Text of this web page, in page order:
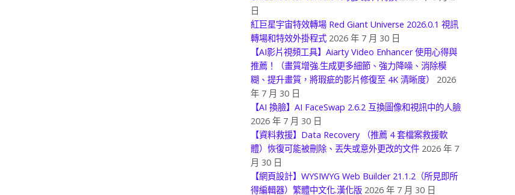
日
紅巨星宇宙特效轉場 Red Giant Universe 2026.0.1 視訊
轉場和特效外掛程式 2026 年 7 月 30 日
【AI影片視頻工具】Aiarty Video Enhancer 使用心得與
推薦！（畫質增強.生成更多細節、強力降噪、消除模
糊、提升畫質，將瑕疵的影片修復至 4K 清晰度）
2026
年 7 月 30 日
【AI 換臉】AI FaceSwap 2.6.2 互換圖像和視訊中的人臉
2026 年 7 月 30 日
【資料救援】Data Recovery （推薦 4 套檔案救援軟
體）恢復可能被刪除、丟失或意外更改的文件 2026 年 7
月 30 日
【網頁設計】WYSIWYG Web Builder 21.1.2（所見即所
得編輯器）繁體中文化.漢化版 2026 年 7 月 30 日